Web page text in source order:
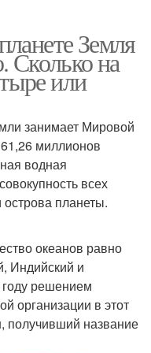
Земля
Сколько на
или
занимает Мировой
миллионов
водная
всех
планеты.
океанов равно
Индийский и
решением
организации в этот
получивший название